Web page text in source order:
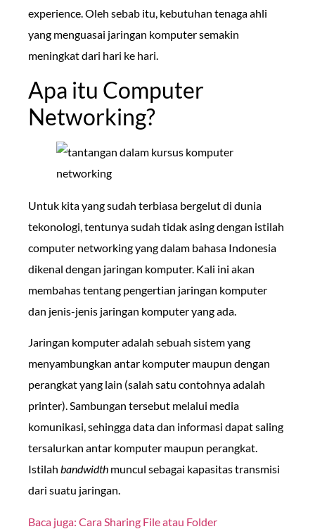
experience. Oleh sebab itu, kebutuhan tenaga ahli
yang menguasai jaringan komputer semakin
meningkat dari hari ke hari.
Apa itu Computer
Networking?
Untuk kita yang sudah terbiasa bergelut di dunia
tekonologi, tentunya sudah tidak asing dengan istilah
computer networking yang dalam bahasa Indonesia
dikenal dengan jaringan komputer. Kali ini akan
membahas tentang pengertian jaringan komputer
dan jenis-jenis jaringan komputer yang ada.
Jaringan komputer adalah sebuah sistem yang
menyambungkan antar komputer maupun dengan
perangkat yang lain (salah satu contohnya adalah
printer). Sambungan tersebut melalui media
komunikasi, sehingga data dan informasi dapat saling
tersalurkan antar komputer maupun perangkat.
Istilah bandwidth muncul sebagai kapasitas transmisi
dari suatu jaringan.
Baca juga: Cara Sharing File atau Folder